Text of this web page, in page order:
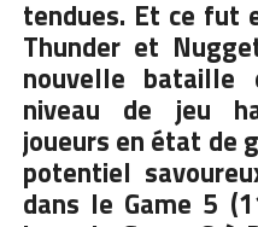
tendues. Et ce fut
Thunder et
nouvelle bataille
niveau de jeu
joueurs en état de
potentiel
dans le Game 5